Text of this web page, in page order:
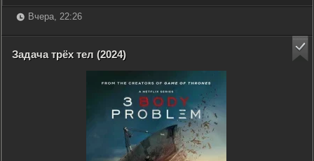
Вчера, 22:26
Задача трёх тел (2024)